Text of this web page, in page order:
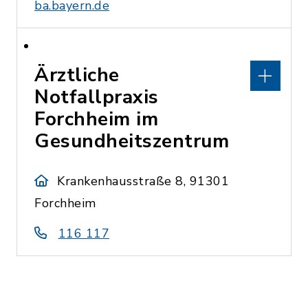
ba.bayern.de
Ärztliche
Notfallpraxis
Forchheim im
Gesundheitszentrum
Krankenhausstraße 8, 91301
Forchheim
116 117